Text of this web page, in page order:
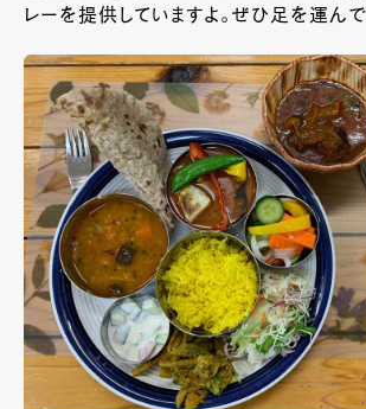
レーを提供していますよ。ぜひ足を運んで